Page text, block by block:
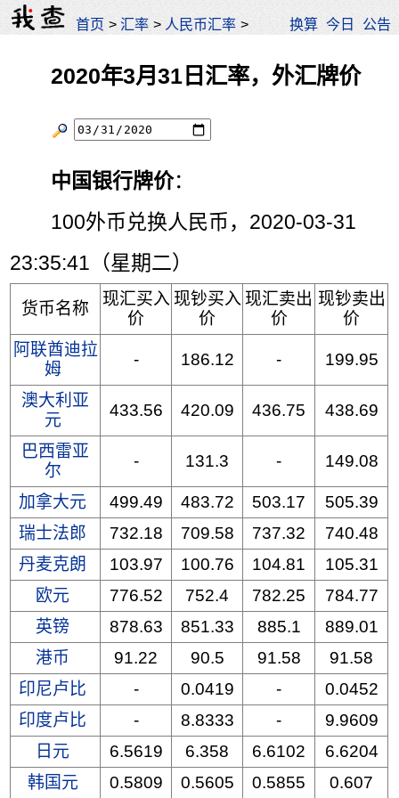
首页 >汇率 > 人民币汇率 > 换算 今日 公告
2020年3月31日汇率，外汇牌价
中国银行牌价：
100外币兑换人民币，2020-03-31
23:35:41（星期二）
货币名称
现汇买入
价
现钞买入
价
现汇卖出
价
现钞卖出
价
阿联酋迪拉
姆
- 186.12 - 199.95
澳大利亚
元
433.56 420.09 436.75 438.69
巴西雷亚
尔
- 131.3 - 149.08
加拿大元 499.49 483.72 503.17
505.39
瑞士法郎
732.18 709.58 737.32
740.48
丹麦克朗
103.97 100.76 104.81
105.31
欧元
776.52 752.4 782.25
784.77
英镑
878.63 851.33 885.1
889.01
港币
91.22 90.5 91.58
91.58
印尼卢比
- 0.0419 -
0.0452
印度卢比
- 8.8333 -
9.9609
日元
6.5619 6.358 6.6102
6.6204
韩国元
0.5809 0.5605 0.5855 0.607